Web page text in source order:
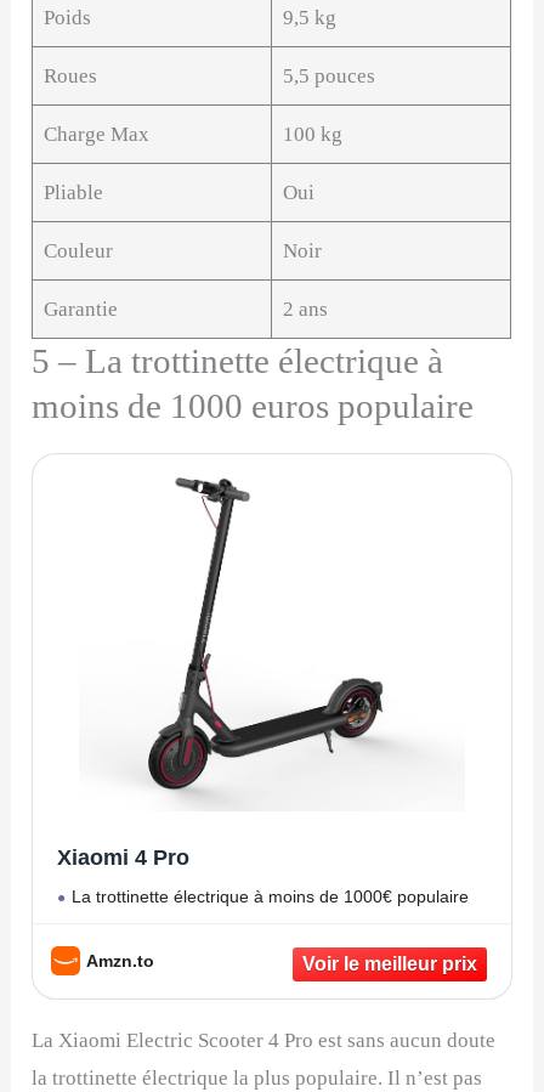
Poids 9,5 kg
Roues 5,5 pouces
Charge Max 100 kg
Pliable Oui
Couleur Noir
Garantie 2 ans
5 – La trottinette électrique à
moins de 1000 euros populaire
Xiaomi 4 Pro
La trottinette électrique à moins de 1000€ populaire
Amzn.to
La Xiaomi Electric Scooter 4 Pro est sans aucun doute
la trottinette électrique la plus populaire. Il n’est pas